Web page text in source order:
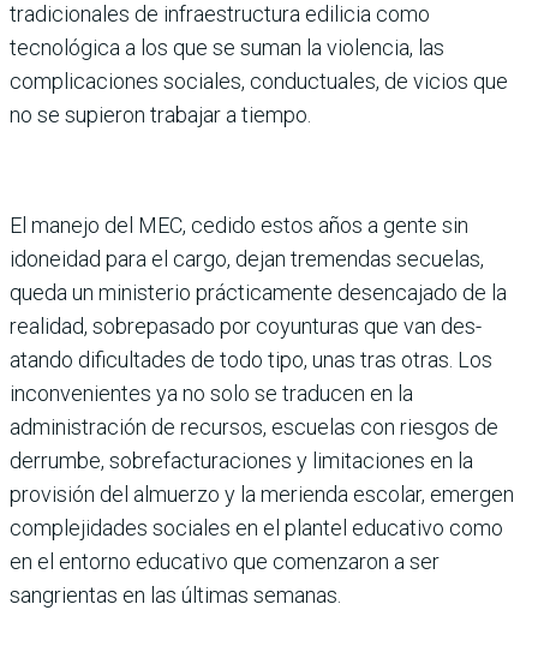
tradicionales de infraestructura edilicia como
tecnológica a los que se suman la vio­lencia, las
complicaciones sociales, con­ductuales, de vicios que
no se supieron tra­bajar a tiempo.
El manejo del MEC, cedido estos años a gente sin
idoneidad para el cargo, dejan tremendas secuelas,
queda un ministerio prácticamente desencajado de la
realidad, sobrepasado por coyunturas que van des­
atando dificultades de todo tipo, unas tras otras. Los
inconvenientes ya no solo se tra­ducen en la
administración de recursos, escuelas con riesgos de
derrumbe, sobre­facturaciones y limitaciones en la
provisión del almuerzo y la merienda escolar, emer­gen
complejidades sociales en el plantel educativo como
en el entorno educativo que comenzaron a ser
sangrientas en las últi­mas semanas.